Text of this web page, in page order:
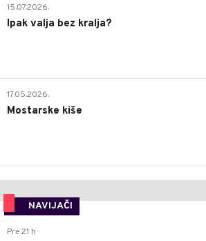
15.07.2026.
Ipak valja bez kralja?
17.05.2026.
Mostarske kiše
NAVIJAČI
Pre 21 h